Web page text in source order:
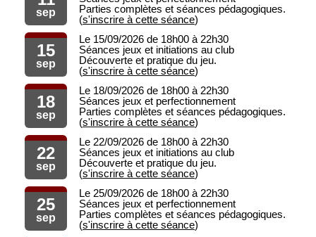
sep
Parties complètes et séances pédagogiques.
(s'inscrire à cette séance)
15
sep
Le 15/09/2026 de 18h00 à 22h30
Séances jeux et initiations au club
Découverte et pratique du jeu.
(s'inscrire à cette séance)
18
sep
Le 18/09/2026 de 18h00 à 22h30
Séances jeux et perfectionnement
Parties complètes et séances pédagogiques.
(s'inscrire à cette séance)
22
sep
Le 22/09/2026 de 18h00 à 22h30
Séances jeux et initiations au club
Découverte et pratique du jeu.
(s'inscrire à cette séance)
25
sep
Le 25/09/2026 de 18h00 à 22h30
Séances jeux et perfectionnement
Parties complètes et séances pédagogiques.
(s'inscrire à cette séance)